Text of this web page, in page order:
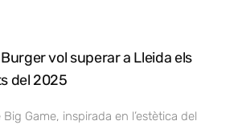
vol superar a Lleida els
del 2025
Game, inspirada en l’estètica del